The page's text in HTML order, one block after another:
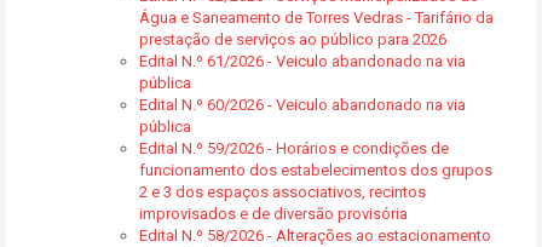
Água e Saneamento de Torres Vedras - Tarifário da
prestação de serviços ao público para 2026
Edital N.º 61/2026 - Veiculo abandonado na via
pública
Edital N.º 60/2026 - Veiculo abandonado na via
pública
Edital N.º 59/2026 - Horários e condições de
funcionamento dos estabelecimentos dos grupos
2 e 3 dos espaços associativos, recintos
improvisados e de diversão provisória
Edital N.º 58/2026 - Alterações ao estacionamento